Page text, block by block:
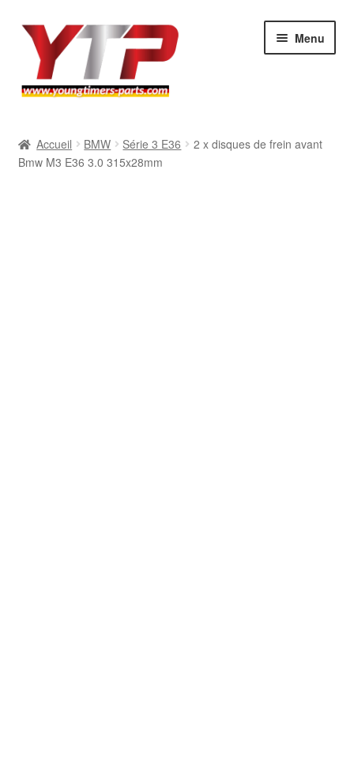
Aller
navigation
Aller
contenu
Menu
BMW
Accueil BMW Série 3 E36
2 x disques de frein avant
Bmw M3 E36 3.0 315x28mm